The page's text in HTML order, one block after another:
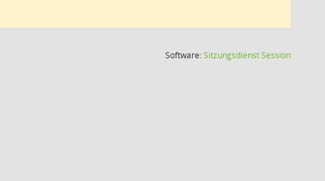
Software:SitzungsdienstSession(Wird in